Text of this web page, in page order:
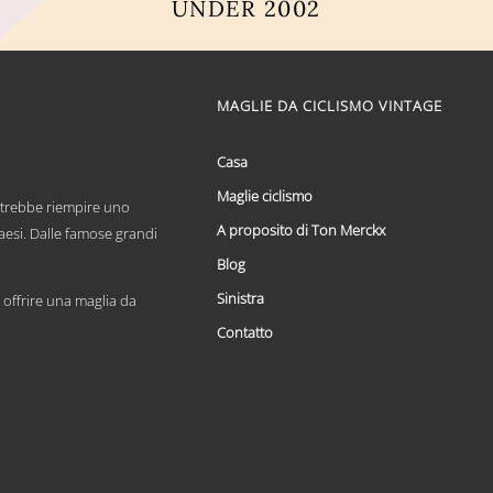
UNDER 2002
più
opzioni
essere
scelte
nella
pagina
prodotto
riempire uno
Dalle famose grandi
una maglia da
MAGLIE DA CICLISMO VINTAGE
Casa
Maglie ciclismo
A proposito di Ton Merckx
Blog
Sinistra
Contatto